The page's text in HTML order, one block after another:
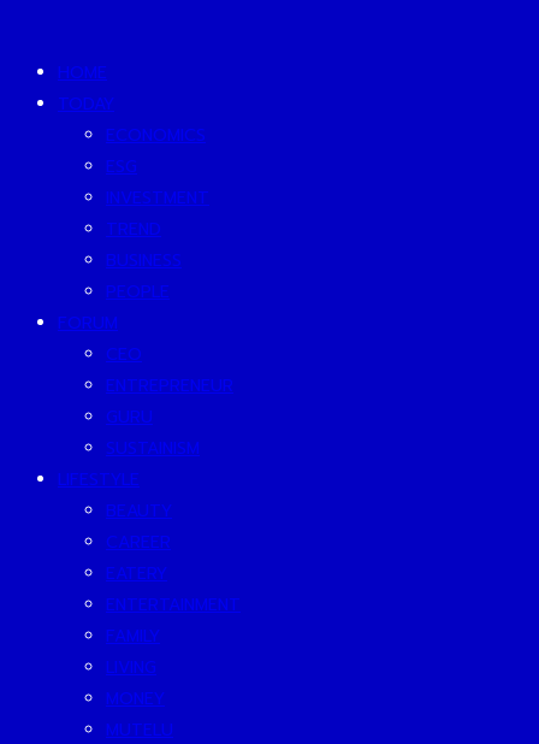
HOME
TODAY
ECONOMICS
ESG
INVESTMENT
TREND
BUSINESS
PEOPLE
FORUM
CEO
ENTREPRENEUR
GURU
SUSTAINISM
LIFESTYLE
BEAUTY
CAREER
EATERY
ENTERTAINMENT
FAMILY
LIVING
MONEY
MUTELU